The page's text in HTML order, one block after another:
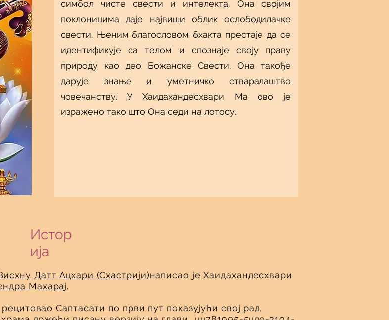
симбол чисте свести и интелекта. Она својим
поклоницима даје највиши облик ослободилачке
свести. Њеним благословом бхакта престаје да се
идентификује са телом и спознаје своју праву
природу као део Божанске Свести. Она такође
дарује знање и уметничко стваралаштво
човечанству. У Хаидахандесхвари Ма ово је
изражено тако што Она седи на лотосу.
Истор
ија
Датт Ацхари (Схастрији)написао је Хаидахандесхвари
Махарај.
Саптасати по први пут показујући свој рад,